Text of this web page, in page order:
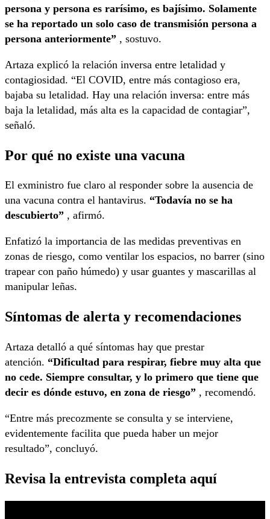
persona y persona es rarísimo, es bajísimo. Solamente
se ha reportado un solo caso de transmisión persona a
persona anteriormente” , sostuvo.
Artaza explicó la relación inversa entre letalidad y
contagiosidad. “El COVID, entre más contagioso era,
bajaba su letalidad. Hay una relación inversa: entre más
baja la letalidad, más alta es la capacidad de contagiar”,
señaló.
Por qué no existe una vacuna
El exministro fue claro al responder sobre la ausencia de
una vacuna contra el hantavirus. “Todavía no se ha
descubierto” , afirmó.
Enfatizó la importancia de las medidas preventivas en
zonas de riesgo, como ventilar los espacios, no barrer (sino
trapear con paño húmedo) y usar guantes y mascarillas al
manipular leñas.
Síntomas de alerta y recomendaciones
Artaza detalló a qué síntomas hay que prestar
atención. “Dificultad para respirar, fiebre muy alta que
no cede. Siempre consultar, y lo primero que tiene que
decir es dónde estuvo, en zona de riesgo” , recomendó.
“Entre más precozmente se consulta y se interviene,
evidentemente facilita que pueda haber un mejor
resultado”, concluyó.
Revisa la entrevista completa aquí